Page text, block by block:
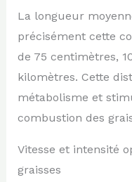
La longueur
précisément cette
de 75 centimètres,
kilomètres. Cette
métabolisme et
combustion des
Vitesse et intensité
graisses